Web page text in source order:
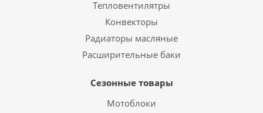
Тепловентилятры
Конвекторы
Радиаторы масляные
Расширительные баки
Сезонные товары
Мотоблоки